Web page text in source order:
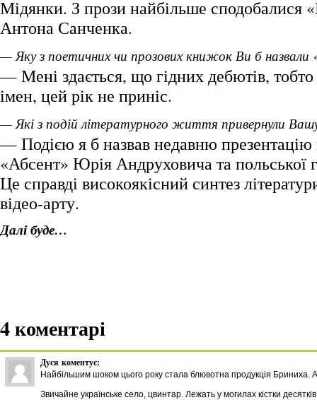
Мідянки. З прози найбільше сподобалися
Антона Санченка.
— Яку з поетичних чи прозових книжок Ви б назвали
— Мені здається, що гідних дебютів,
імен, цей рік не приніс.
— Які з подій літературного життя привернули
— Подією я б назвав недавню презентацію
«Абсент» Юрія Андруховича та польської
Це справді високоякісний синтез
відео-арту.
Далі буде…
4 коментарі
Дуся коментує:
Найбільшим шоком цього року стала блювотна продукція Бриниха.
Звичайне українське село, цвинтар. Лежать у могилах кістки